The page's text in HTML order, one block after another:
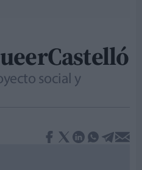
social y